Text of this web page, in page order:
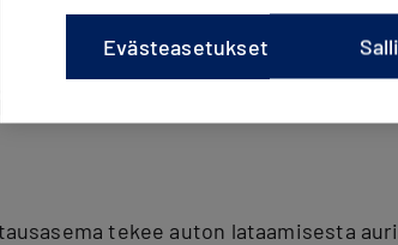
lataus
tekee auton lataamisesta
Evästeasetukset